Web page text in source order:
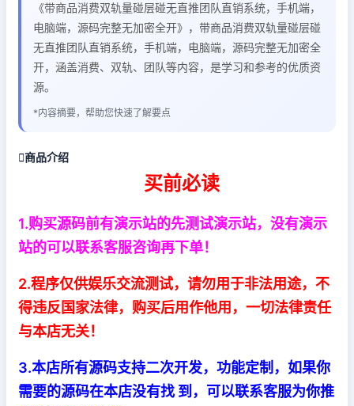
《带商品消费双轨量碰层碰无直推团队直销系统，手机端，
电脑端，源码完整无加密全开》，带商品消费双轨量碰层碰
无直推团队直销系统，手机端，电脑端，源码完整无加密全
开，涵盖消费、双轨、团队等内容，是学习和参考的优质资
源。
*内容摘要，帮助您快速了解要点
商品介绍
买前必读
1.购买源码前有演示站的先测试演示站，没有演示
站的可以联系客服咨询再下单！
2.程序仅供娱乐交流测试，请勿用于非法用途，不
得违反国家法律，购买后用作他用，一切法律责任
与本店无关！
3.本店所有源码支持二次开发，功能定制，如果你
需要的源码在本店没有找 到，可以联系客服为你推